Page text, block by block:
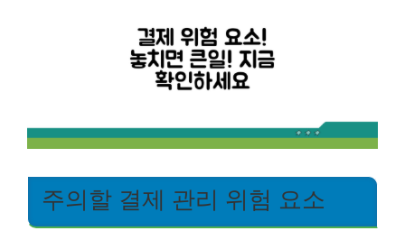
주의할 결제 관리 위험 요소